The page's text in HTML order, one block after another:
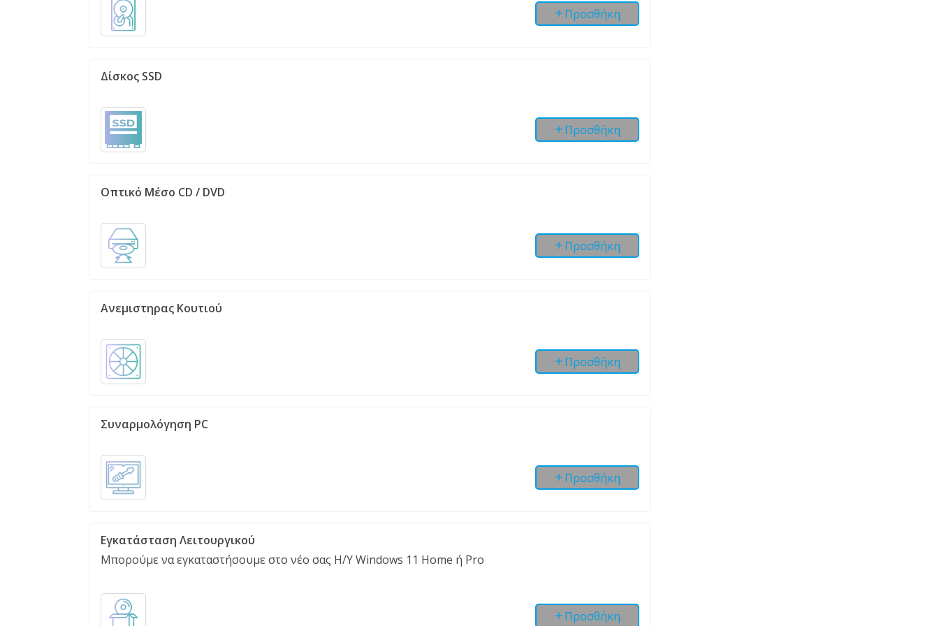
Προσθήκη
Δίσκος SSD
Προσθήκη
Οπτικό Μέσο CD / DVD
Προσθήκη
Ανεμιστηρας Κουτιού
Προσθήκη
Συναρμολόγηση PC
Προσθήκη
Εγκατάσταση Λειτουργικού
Μπορούμε να εγκαταστήσουμε στο νέο σας Η/Υ Windows 11 Home ή Pro
Προσθήκη